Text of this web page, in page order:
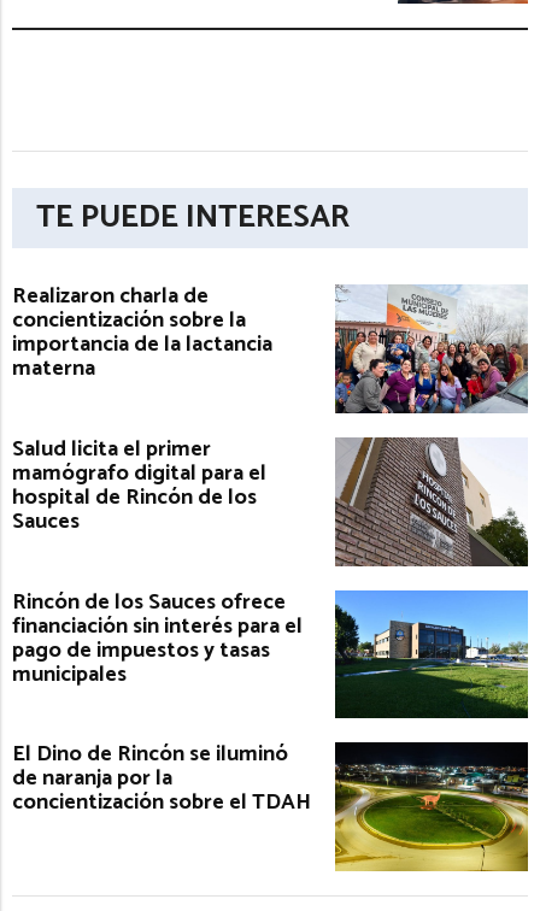
TE PUEDE INTERESAR
Realizaron charla de
concientización sobre la
importancia de la lactancia
materna
Salud licita el primer
mamógrafo digital para el
hospital de Rincón de los
Sauces
Rincón de los Sauces ofrece
financiación sin interés para el
pago de impuestos y tasas
municipales
El Dino de Rincón se iluminó
de naranja por la
concientización sobre el TDAH